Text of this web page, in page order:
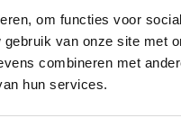
om functies voor
van onze site met
combineren met
hun services.